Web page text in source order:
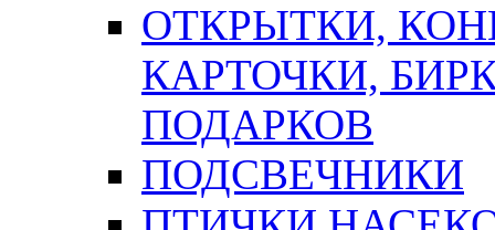
ОТКРЫТКИ,
КАРТОЧКИ,
ПОДАРКОВ
ПОДСВЕЧНИКИ